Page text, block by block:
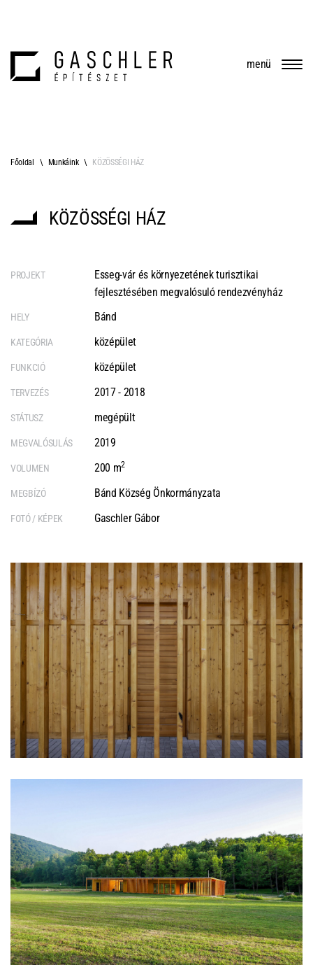
menü
Főoldal Munkáink KÖZÖSSÉGI HÁZ
KÖZÖSSÉGI HÁZ
PROJEKT
Esseg-vár és környezetének turisztikai
fejlesztésében megvalósuló rendezvényház
HELY Bánd
KATEGÓRIA középület
FUNKCIÓ középület
TERVEZÉS 2017 - 2018
STÁTUSZ megépült
MEGVALÓSULÁS 2019
VOLUMEN 200 m2
MEGBÍZÓ Bánd Község Önkormányzata
FOTÓ / KÉPEK Gaschler Gábor